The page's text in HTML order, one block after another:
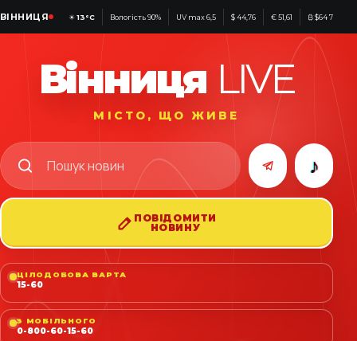
ВІННИЦЯ ☀13°C Вологість 90% UV max 6,5 $ 44,76 € 51,61 ₿ $64 759
Вінниця LIVE
МІСТО, ЩО ЖИВЕ
♪
ПОВІДОМИТИ
НОВИНУ
ЦІЛОДОБОВА ВАРТА
15-60
З МОБІЛЬНОГО
0-800-60-15-60